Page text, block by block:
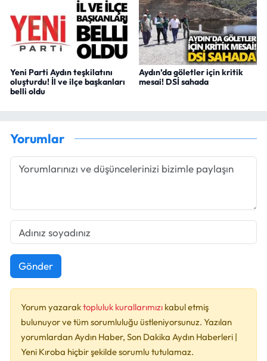
Yeni Parti Aydın teşkilatını
oluşturdu! İl ve ilçe başkanları
belli oldu
Aydın’da göletler için kritik
mesai! DSİ sahada
Yorumlar
Gönder
Yorum yazaraktopluluk kurallarımızı kabul etmiş
bulunuyor ve tüm sorumluluğu üstleniyorsunuz. Yazılan
yorumlardan Aydın Haber, Son Dakika Aydın Haberleri |
Yeni Kıroba hiçbir şekilde sorumlu tutulamaz.